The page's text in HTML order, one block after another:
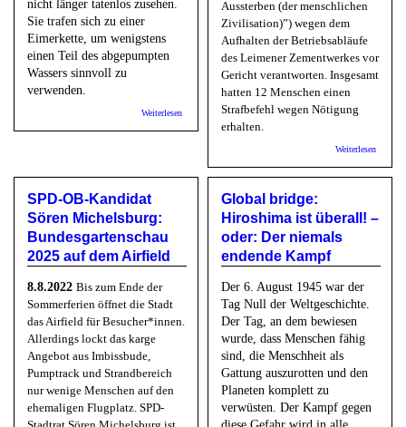
nicht länger tatenlos zusehen.
Sie trafen sich zu einer
Eimerkette, um wenigstens
einen Teil des abgepumpten
Wassers sinnvoll zu
verwenden.
Weiterlesen über Kein Grundwasser in die Kanalisation!
Aussterben (der menschlichen
Zivilisation)”) wegen dem
Aufhalten der Betriebsabläufe
des Leimener Zementwerkes vor
Gericht verantworten. Insgesamt
hatten 12 Menschen einen
Strafbefehl wegen Nötigung
erhalten.
Weiterlesen
SPD-OB-Kandidat
Sören Michelsburg:
Bundesgartenschau
2025 auf dem Airfield
8.8.2022 Bis zum Ende der
Sommerferien öffnet die Stadt
das Airfield für Besucher*innen.
Allerdings lockt das karge
Angebot aus Imbissbude,
Pumptrack und Strandbereich
nur wenige Menschen auf den
ehemaligen Flugplatz. SPD-
Global bridge:
Hiroshima ist überall! –
oder: Der niemals
endende Kampf
Der 6. August 1945 war der
Tag Null der Weltgeschichte.
Der Tag, an dem bewiesen
wurde, dass Menschen fähig
sind, die Menschheit als
Gattung auszurotten und den
Planeten komplett zu
verwüsten. Der Kampf gegen